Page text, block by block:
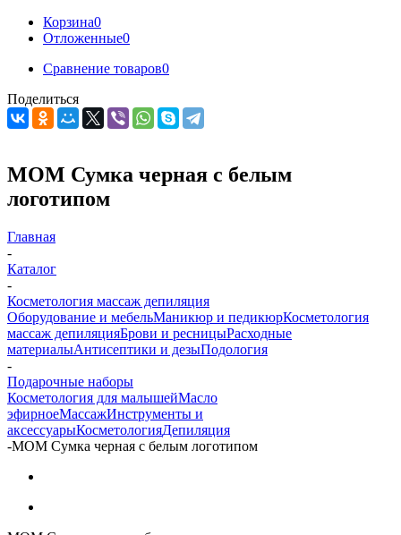
Корзина0
Отложенные0
Сравнение товаров0
Поделиться
МОМ Сумка черная с белым
логотипом
Главная
-
Каталог
-
Косметология массаж депиляция
Оборудование и мебельМаникюр и педикюрКосметология
массаж депиляцияБрови и ресницыРасходные
материалыАнтисептики и дезыПодология
-
Подарочные наборы
Косметология для малышейМасло
эфирноеМассажИнструменты и
аксессуарыКосметологияДепиляция
-МОМ Сумка черная с белым логотипом